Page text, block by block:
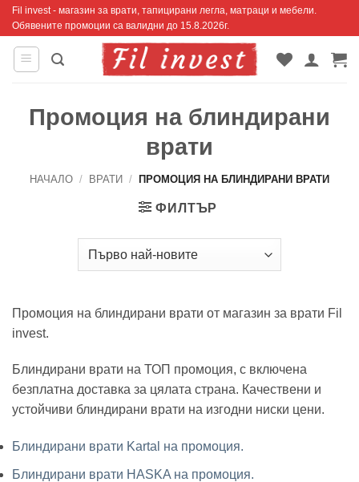
Skip
content
Fil invest - магазин за врати, тапицирани легла, матраци и мебели.
Обявените промоции са валидни до 15.8.2026г.
Промоция на блиндирани
врати
НАЧАЛО / ВРАТИ / ПРОМОЦИЯ НА БЛИНДИРАНИ ВРАТИ
ФИЛТЪР
Промоция на блиндирани врати от магазин за врати Fil
invest.
Блиндирани врати на ТОП промоция, с включена
безплатна доставка за цялата страна. Качествени и
устойчиви блиндирани врати на изгодни ниски цени.
Блиндирани врати Kartal на промоция.
Блиндирани врати HASKA на промоция.